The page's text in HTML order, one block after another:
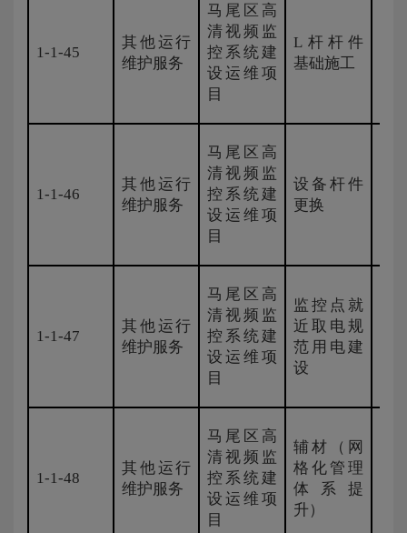
1-1-45
其他运行
维护服务
马尾区高
清视频监
控系统建
设运维项
目
L杆杆件
基础施工
1-1-46
其他运行
维护服务
马尾区高
清视频监
控系统建
设运维项
目
设备杆件
更换
1-1-47
其他运行
维护服务
马尾区高
清视频监
控系统建
设运维项
目
监控点就
近取电规
范用电建
设
1-1-48
其他运行
维护服务
马尾区高
清视频监
控系统建
设运维项
目
辅材（网
格化管理
体系提
升）